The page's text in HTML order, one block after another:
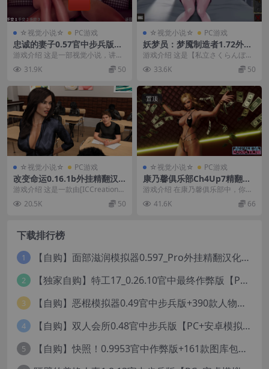
☆视觉小说☆ PC游戏
忠诚的妻子0.57官中步兵版
【PC+安卓+亚洲风SLG/NTR/
精品沙盒+画廊解锁】/Devot
ed Wife【3.95G】
游戏介绍 这是一部视觉小说，讲述
了主人公和他的妻子、一对新婚夫
妇以及一个年轻人意...
31.9K 50
☆视觉小说☆ PC游戏
妖梦员：梦魇制造者1.72外挂
汉化版【PC+互动SLG/触摸睡
奸+存档+攻略】/The Nightm
aretaker【13.6G】
游戏介绍 这是【私立さくらんぼ乳
学校】更新的一款睡歼触摸SLG大
作。 游戏历经5...
33.6K 50
☆视觉小说☆ PC游戏
改变命运0.16.1b外挂精翻汉
化版【PC+安卓模拟器+欧美S
LG/精品沙盒+全家桶】/Alter
ed Destiny【13.5G】
游戏介绍 这是一款由[ICCreations]
制作的沙盒类SLG游戏 就是大名
鼎...20.5K 50
置顶
☆视觉小说☆ PC游戏
康乃馨俱乐部Ch4Up7精翻高
清作弊版【PC+安卓+亚洲神作
SLG/精品沙盒+画廊全开+作弊
MOD】/Pale Carnations【1
游戏介绍 在康乃馨俱乐部中，你将
扮演一名紧张的医学预科生。 由于
儿时朋友的影响，...
41.6K 66
下载排行榜
1 【自购】面部滋润模拟器0.597_Pro外挂精翻汉化版+114款人物MOD【PC+安卓模拟器+3D互动SLG/神级建模/独家定制资源/扶她】/True Facials Pro【12G】
2 【独家自购】特工17_0.26.10官中最终作弊版【PC+安卓+亚洲神作SLG/步兵/NTR+赞助码+旧版存档+画廊】/Agent 17【6.25G】
3 【自购】恶棍模拟器0.49官中步兵版+390款人物卡【PC+安卓模拟器+3D互动调教/捏人变装+作弊器汉化】/坏蛋模拟器/The Villain Simulator【19.5G】
4 【自购】双人会所0.48官中步兵版【PC+安卓模拟器+大型3D互动/精品沙盒/变装捏脸】 /一起回家吧/Home Together【12.6G】
5 【自购】快照！0.9953官中作弊版+161款图库包【PC+安卓模拟器+3D互动/开放世界/沙盒/偷拍/盗摄/步兵/11000+照片】/Snapshot!【13.6G】